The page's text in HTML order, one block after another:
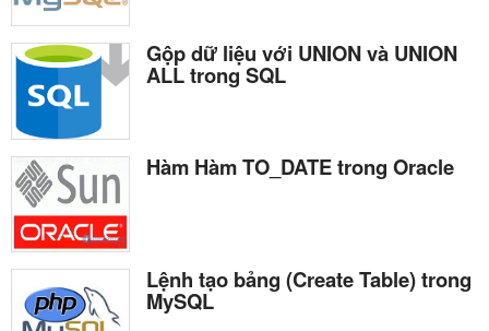
Gộp dữ liệu với UNION và UNION
ALL trong SQL
Hàm Hàm TO_DATE trong Oracle
Lệnh tạo bảng (Create Table) trong
MySQL